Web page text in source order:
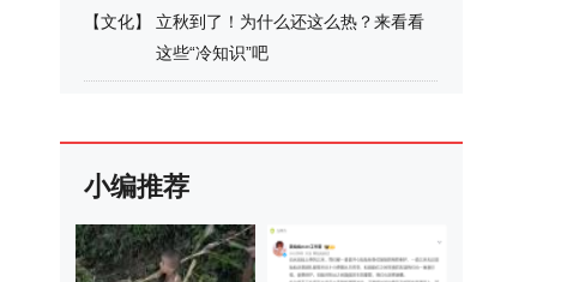
【文化】
立秋到了！为什么还这么热？来看看
这些“冷知识”吧
小编推荐